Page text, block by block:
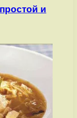
и